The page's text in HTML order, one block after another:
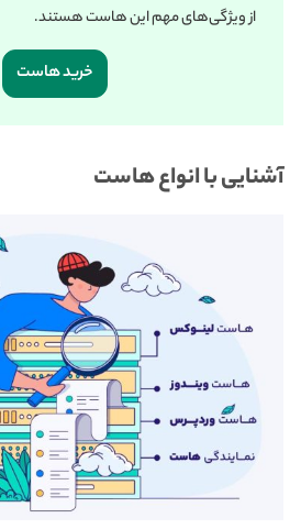
از ویژگی‌های مهم این هاست هستند.
خرید هاست
آشنایی با انواع هاست